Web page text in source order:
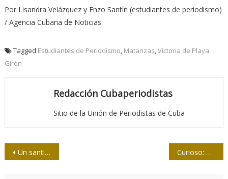
Por Lisandra Velázquez y Enzo Santín (estudiantes de periodismo)
/ Agencia Cubana de Noticias
Tagged Estudiantes de Periodismo, Matanzas,Victoria de Playa
Girón
Redacción Cubaperiodistas
Sitio de la Unión de Periodistas de Cuba
Navegación
Un santiaguero al frente del Jurado 26 de julio de 2016 Curioso: Hallan carné de prensa del autor de El Principito